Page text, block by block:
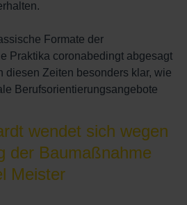
Formate der
Praktika coronabedingt abgesagt
diesen Zeiten besonders klar, wie
Berufsorientierungsangebote
wendet sich wegen
der Baumaßnahme
Meister